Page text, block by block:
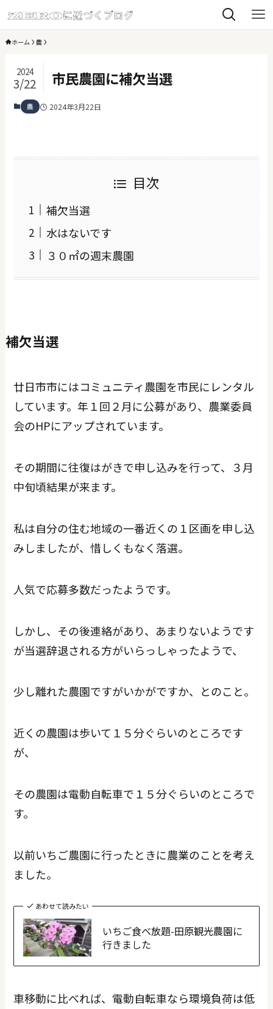
ホーム 農
市民農園に補欠当選
2024
3/22
農 2024年3月22日
目次
補欠当選
水はないです
３０㎡の週末農園
補欠当選
廿日市市にはコミュニティ農園を市民にレンタル
しています。年１回２月に公募があり、農業委員
会のHPにアップされています。
その期間に往復はがきで申し込みを行って、３月
中旬頃結果が来ます。
私は自分の住む地域の一番近くの１区画を申し込
みしましたが、惜しくもなく落選。
人気で応募多数だったようです。
しかし、その後連絡があり、あまりないようです
が当選辞退される方がいらっしゃったようで、
少し離れた農園ですがいかがですか、とのこと。
近くの農園は歩いて１５分ぐらいのところです
が、
その農園は電動自転車で１５分ぐらいのところで
す。
以前いちご農園に行ったときに農業のことを考え
ました。
あわせて読みたい
いちご食べ放題-田原観光農園に
行きました
車移動に比べれば、電動自転車なら環境負荷は低